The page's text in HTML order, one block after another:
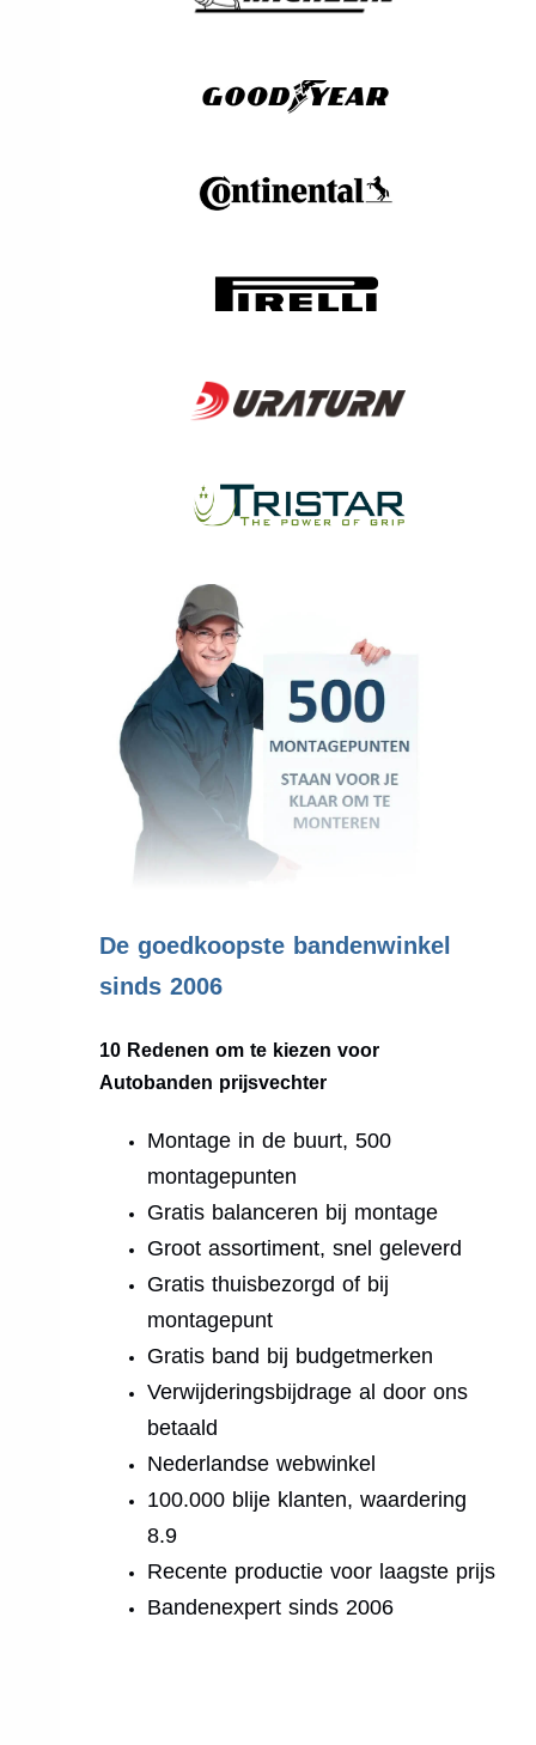
De goedkoopste bandenwinkel
sinds 2006
10 Redenen om te kiezen voor
Autobanden prijsvechter
Montage in de buurt, 500
montagepunten
Gratis balanceren bij montage
Groot assortiment, snel geleverd
Gratis thuisbezorgd of bij
montagepunt
Gratis band bij budgetmerken
Verwijderingsbijdrage al door ons
betaald
Nederlandse webwinkel
100.000 blije klanten, waardering
8.9
Recente productie voor laagste prijs
Bandenexpert sinds 2006